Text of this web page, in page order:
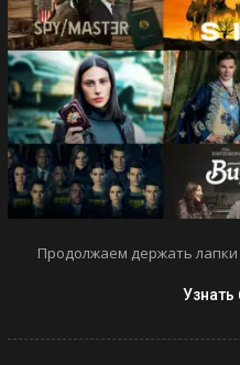
Продолжаем держать лапки